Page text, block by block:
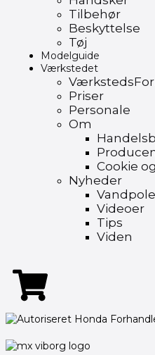
Tilbehør
Beskyttelse
Tøj
Modelguide
Værkstedet
Priser
Personale
Om
Cookie
Nyheder
Videoer
Tips
Viden